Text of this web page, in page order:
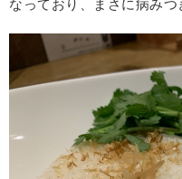
なっており、まさに病みつ